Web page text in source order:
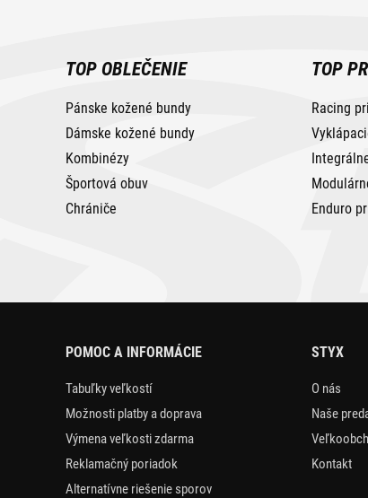
TOP OBLEČENIE
Pánske kožené bundy
Dámske kožené bundy
Kombinézy
Športová obuv
Chrániče
TOP
Racing
Enduro
POMOC A INFORMÁCIE
Tabuľky veľkostí
Možnosti platby a doprava
Výmena veľkosti zdarma
Reklamačný poriadok
Alternatívne riešenie sporov
STYX
O nás
Naše
Kontakt